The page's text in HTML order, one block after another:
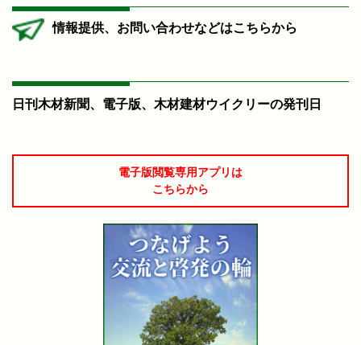
情報提供、お問い合わせなどはこちらから
日刊木材新聞、電子版、木材建材ウイクリーの発刊日
電子版閲覧専用アプリは
こちらから